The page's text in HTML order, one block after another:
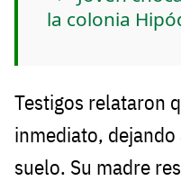
la colonia
Testigos relataron
inmediato,
suelo. Su madre